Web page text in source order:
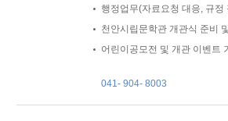
행정업무(자료요청 대응, 규정
천안시립문학관 개관식 준비
어린이공모전 및 개관 이벤트
041- 904- 8003